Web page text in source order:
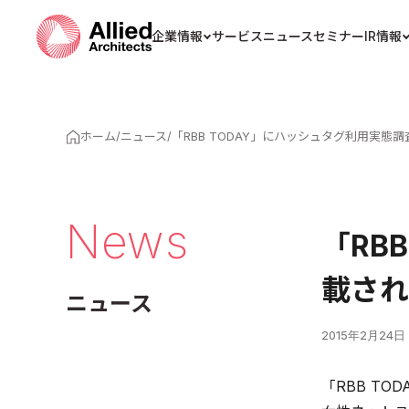
企業情報 サービスニュースセミナーIR情報
ホーム/ニュース/ 「RBB TODAY」にハッシュタグ利用実態
News
ニュース
「
載さ
2015年2月24日
「RBB